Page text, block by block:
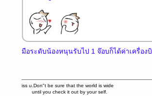
มือระดับน้องหนุนรับไป 1 จ๊อบก็ได้ค่าเครื่อง
iss u.Don"t be sure that the world is wide
until you check it out by your self.